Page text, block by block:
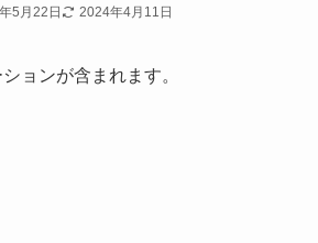
5月22日 2024年4月11日
ョンが含まれます。